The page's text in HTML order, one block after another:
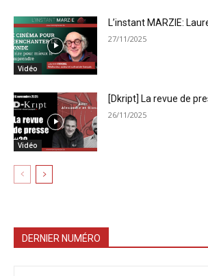
Vidéo
L’instant MARZIE:
27/11/2025
Vidéo
[Dkript] La revue de
26/11/2025
DERNIER NUMÉRO